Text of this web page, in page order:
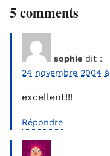
5 comments
sophie dit :
24 novembre 2004
excellent!!!
Répondre